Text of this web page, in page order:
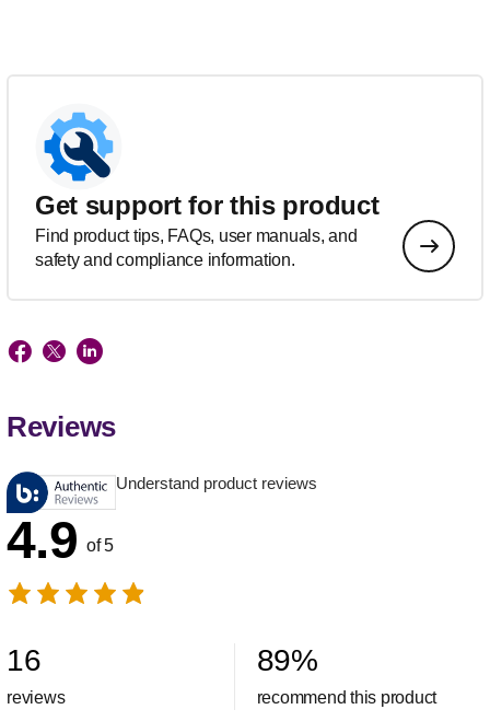
Get support for this product
Find product tips, FAQs, user manuals, and
safety and compliance information.
Reviews
Understand product reviews
4.9 of 5
16
reviews
89%
recommend this product